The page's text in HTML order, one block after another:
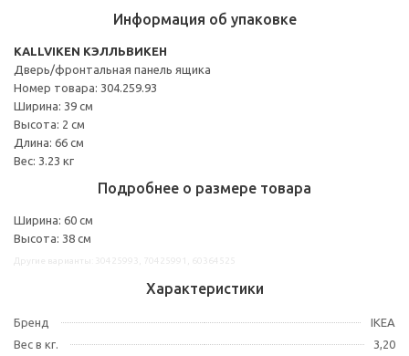
Информация об упаковке
KALLVIKEN КЭЛЛЬВИКЕН
Дверь/фронтальная панель ящика
Номер товара: 304.259.93
Ширина: 39 см
Высота: 2 см
Длина: 66 см
Вес: 3.23 кг
Подробнее о размере товара
Ширина: 60 см
Высота: 38 см
Характеристики
Бренд
IKEA
Вес в кг.
3,20